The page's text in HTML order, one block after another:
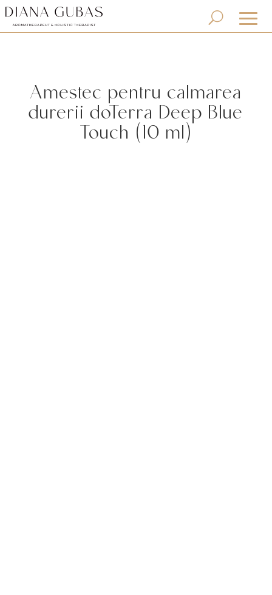
Amestec pentru calmarea
durerii doTerra Deep Blue
Touch (10 ml)